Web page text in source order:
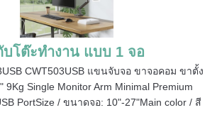
โต๊ะทำงาน แบบ 1 จอ
CWT503USB แขนจับจอ ขาจอคอม ขาตั้ง
9Kg Single Monitor Arm Minimal Premium
PortSize / ขนาดจอ: 10"-27"Main color / สี